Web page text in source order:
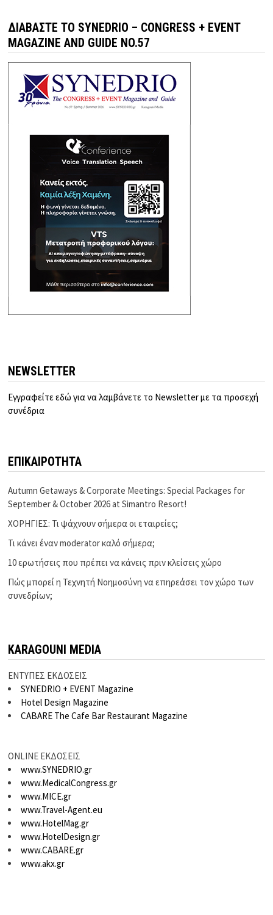
ΔΙΑΒΆΣΤΕ ΤΟ SYNEDRIO – CONGRESS + EVENT
MAGAZINE AND GUIDE NO.57
NEWSLETTER
Εγγραφείτε εδώ για να λαμβάνετε το Newsletter με τα προσεχή
συνέδρια
ΕΠΙΚΑΙΡΟΤΗΤΑ
Autumn Getaways & Corporate Meetings: Special Packages for
September & October 2026 at Simantro Resort!
ΧΟΡΗΓΙΕΣ: Τι ψάχνουν σήμερα οι εταιρείες;
Τι κάνει έναν moderator καλό σήμερα;
10 ερωτήσεις που πρέπει να κάνεις πριν κλείσεις χώρο
Πώς μπορεί η Τεχνητή Νοημοσύνη να επηρεάσει τον χώρο των
συνεδρίων;
KARAGOUNI MEDIA
ΕΝΤΥΠΕΣ ΕΚΔΟΣΕΙΣ
SYNEDRIO + EVENT Magazine
Hotel Design Magazine
CABARE The Cafe Bar Restaurant Magazine
ONLINE ΕΚΔΟΣΕΙΣ
www.SYNEDRIO.gr
www.MedicalCongress.gr
www.MICE.gr
www.Travel-Agent.eu
www.HotelMag.gr
www.HotelDesign.gr
www.CABARE.gr
www.akx.gr